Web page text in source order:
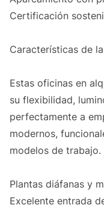
Certificación
Características de
Estas oficinas en
su flexibilidad,
perfectamente a
modernos,
modelos de trabajo.
Plantas diáfanas y
Excelente entrada